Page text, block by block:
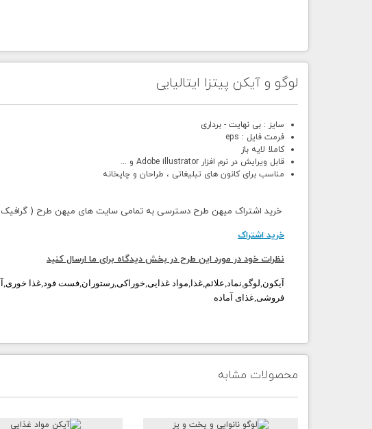
لوگو و آیکن پیتزا ایتالیایی
سایز : بی نهایت - برداری
فرمت فایل : eps
کاملا لایه باز
قابل ویرایش در نرم افزار Adobe illustrator و ...
مناسب برای کانون های تبلیغاتی ، طراحان و چاپخانه
خرید اشتراک میهن طرح دسترسی به تمامی سایت های میهن طرح ( گرافیک
خرید اشتراک
نظرات خود در مورد این طرح در بخش دیدگاه برای ما ارسال کنید
آیکون,لوگو,نماد,علائم,غذا,مواد غذایی,خوراکی,رستوران,فست فود,غذا
فروشی,غذای آماده
محصولات مشابه